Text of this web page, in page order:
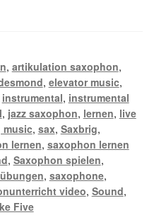
, artikulation saxophon,
, elevator music,
instrumental, instrumental
, jazz saxophon, lernen, live
music, sax, Saxbrig,
lernen, saxophon lernen
, Saxophon spielen,
, saxophone,
video, Sound,
Five